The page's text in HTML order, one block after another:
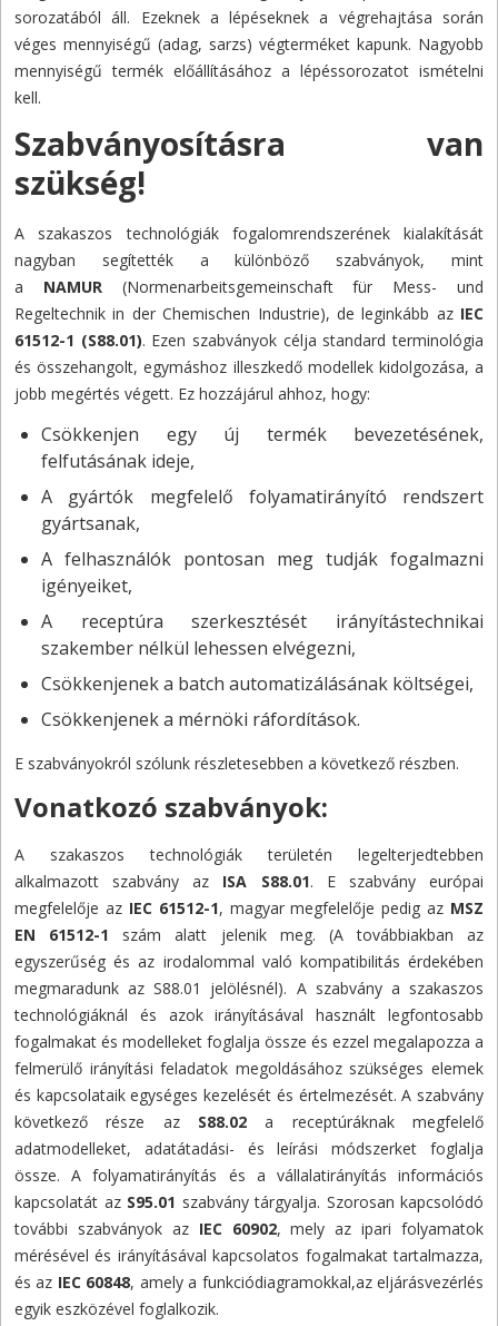
sorozatából áll. Ezeknek a lépéseknek a végrehajtása során
véges mennyiségű (adag, sarzs) végterméket kapunk. Nagyobb
mennyiségű termék előállításához a lépéssorozatot ismételni
kell.
Szabványosításra van
szükség!
A szakaszos technológiák fogalomrendszerének kialakítását
nagyban segítették a különböző szabványok, mint
a NAMUR(Normenarbeitsgemeinschaft für Mess- und
Regeltechnik in der Chemischen Industrie), de leginkább az IEC
61512-1 (S88.01). Ezen szabványok célja standard terminológia
és összehangolt, egymáshoz illeszkedő modellek kidolgozása, a
jobb megértés végett. Ez hozzájárul ahhoz, hogy:
Csökkenjen egy új termék bevezetésének,
felfutásának ideje,
A gyártók megfelelő folyamatirányító rendszert
gyártsanak,
A felhasználók pontosan meg tudják fogalmazni
igényeiket,
A receptúra szerkesztését irányítástechnikai
szakember nélkül lehessen elvégezni,
Csökkenjenek a batch automatizálásának költségei,
Csökkenjenek a mérnöki ráfordítások.
E szabványokról szólunk részletesebben a következő részben.
Vonatkozó szabványok:
A szakaszos technológiák területén legelterjedtebben
alkalmazott szabvány az ISA S88.01. E szabvány európai
megfelelője az IEC 61512-1, magyar megfelelője pedig az MSZ
EN 61512-1 szám alatt jelenik meg. (A továbbiakban az
egyszerűség és az irodalommal való kompatibilitás érdekében
megmaradunk az S88.01 jelölésnél). A szabvány a szakaszos
technológiáknál és azok irányításával használt legfontosabb
fogalmakat és modelleket foglalja össze és ezzel megalapozza a
felmerülő irányítási feladatok megoldásához szükséges elemek
és kapcsolataik egységes kezelését és értelmezését. A szabvány
következő része az S88.02 a receptúráknak megfelelő
adatmodelleket, adatátadási- és leírási módszerket foglalja
össze. A folyamatirányítás és a vállalatirányítás információs
kapcsolatát az S95.01 szabvány tárgyalja. Szorosan kapcsolódó
további szabványok az IEC 60902, mely az ipari folyamatok
mérésével és irányításával kapcsolatos fogalmakat tartalmazza,
és az IEC 60848, amely a funkciódiagramokkal,az eljárásvezérlés
egyik eszközével foglalkozik.